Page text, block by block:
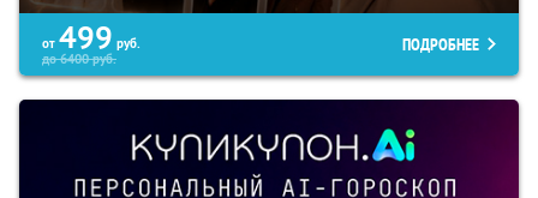
от 499 руб.
до6400руб.
ПОДРОБНЕЕ